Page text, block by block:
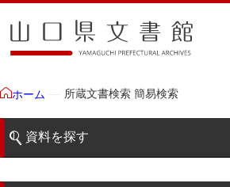
ホーム 所蔵文書検索 簡易検索
資料を探す